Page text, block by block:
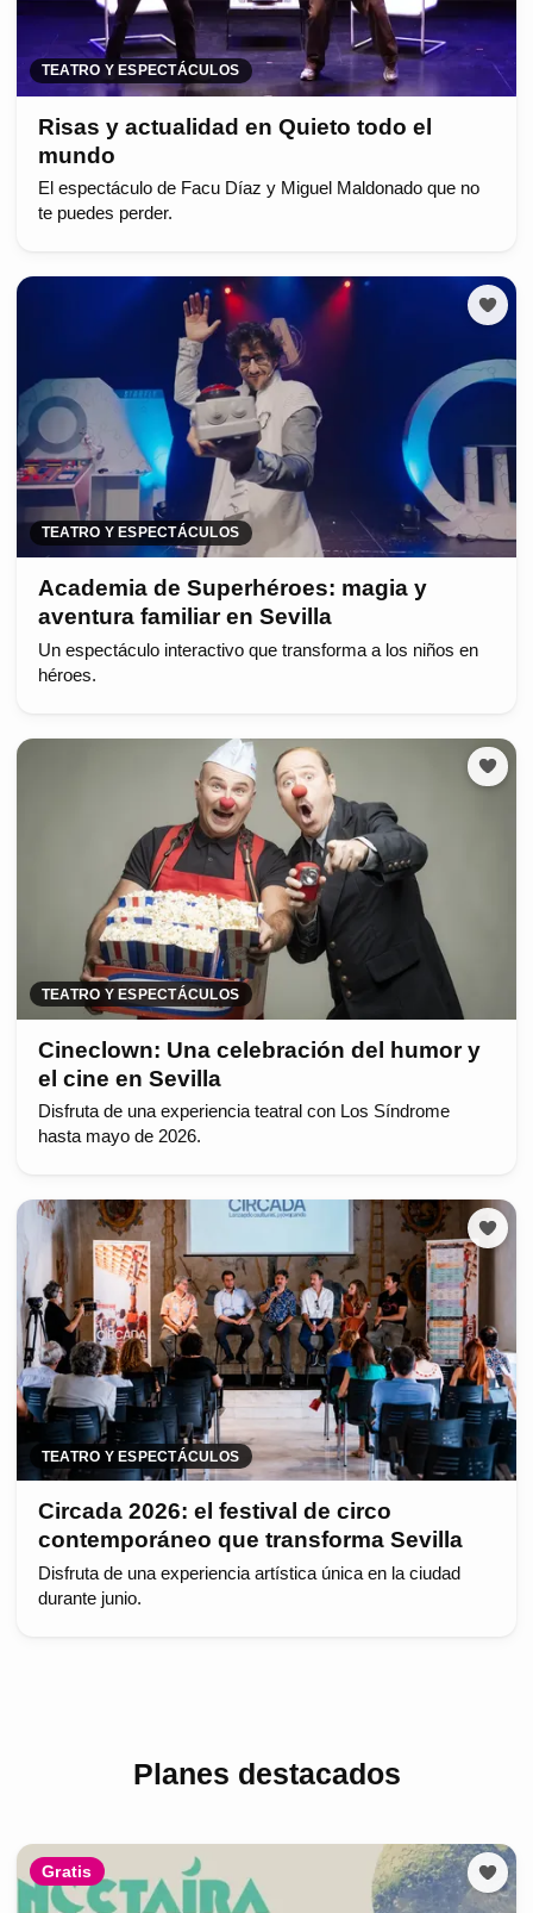
TEATRO Y ESPECTÁCULOS
Risas y actualidad en Quieto todo el
mundo
El espectáculo de Facu Díaz y Miguel Maldonado que no
te puedes perder.
TEATRO Y ESPECTÁCULOS
Academia de Superhéroes: magia y
aventura familiar en Sevilla
Un espectáculo interactivo que transforma a los niños en
héroes.
TEATRO Y ESPECTÁCULOS
Cineclown: Una celebración del humor y
el cine en Sevilla
Disfruta de una experiencia teatral con Los Síndrome
hasta mayo de 2026.
TEATRO Y ESPECTÁCULOS
Circada 2026: el festival de circo
contemporáneo que transforma Sevilla
Disfruta de una experiencia artística única en la ciudad
durante junio.
Planes destacados
Gratis